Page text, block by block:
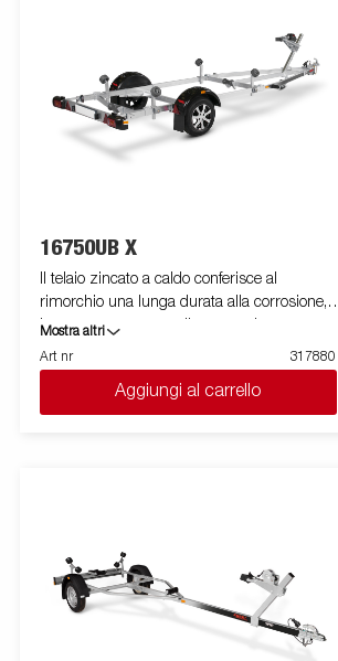
dimensioni disponibili dotate di porte o
rampa, CargoDynamic™ è un rimorchio
altamente flessibile. Ruota di manovra
automatica che semplifica l'uso del
rimorchio.Le immagini hanno scopo
puramente illustrativo e possono mostrare
16750UB X
Il telaio zincato a caldo conferisce al
rimorchio una lunga durata alla corrosione, e
la sua struttura semplice garantisce una
maneggevolezza eccelente durante la guida.
Lo stazionamento in sicurezza della barca
sul rimorchio è garantito da una serie di rulli
in materiale anti graffio. I cavi elettrici sono
differire dall'originale o includere accessori
opzionali.
Mostra altri
Art nr
317880
Aggiungi al carrello